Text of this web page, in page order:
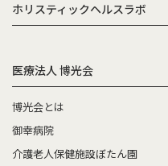
ホリスティックヘルスラボ
医療法人 博光会
博光会とは
御幸病院
介護老人保健施設ぼたん園